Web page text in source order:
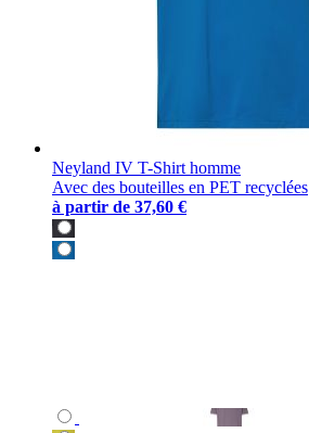
Neyland IV T-Shirt homme
Avec des bouteilles en PET recyclées
à partir de 37,60 €